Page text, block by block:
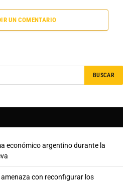
UN COMENTARIO
económico argentino durante la
amenaza con reconfigurar los